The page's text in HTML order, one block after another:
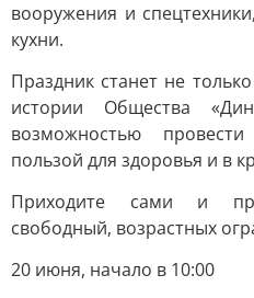
вооружения и
кухни.
Праздник станет не
истории Общества
возможностью
пользой для здоровья и в
Приходите сами и
свободный, возрастных
20 июня, начало в 10:00